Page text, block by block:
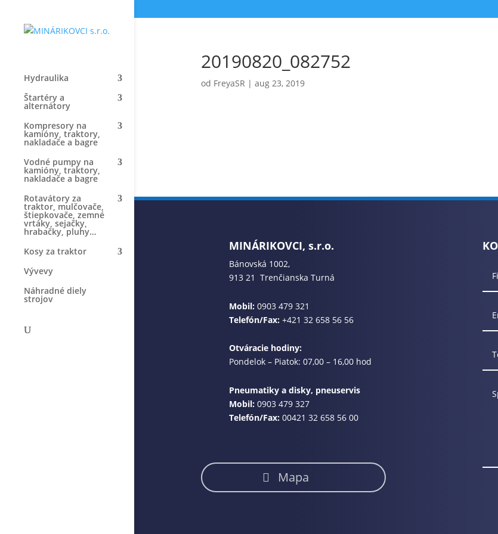
Hydraulika
Štartéry a
alternátory
Kompresory na
kamióny, traktory,
nakladače a bagre
Vodné pumpy na
kamióny, traktory,
nakladače a bagre
Rotavátory za
traktor, mulčovače,
štiepkovače, zemné
vrtáky, sejačky,
hrabačky, pluhy…
Kosy za traktor
Vývevy
Náhradné diely
strojov
20190820_082752
od FreyaSR | aug 23, 2019
MINÁRIKOVCI, s.r.o.
Bánovská 1002,
913 21 Trenčianska Turná
Mobil: 0903 479 321
Telefón/Fax: +421 32 658 56 56
Otváracie hodiny:
Pondelok – Piatok: 07,00 – 16,00 hod
Pneumatiky a disky, pneuservis
Mobil: 0903 479 327
Telefón/Fax: 00421 32 658 56 00
Mapa